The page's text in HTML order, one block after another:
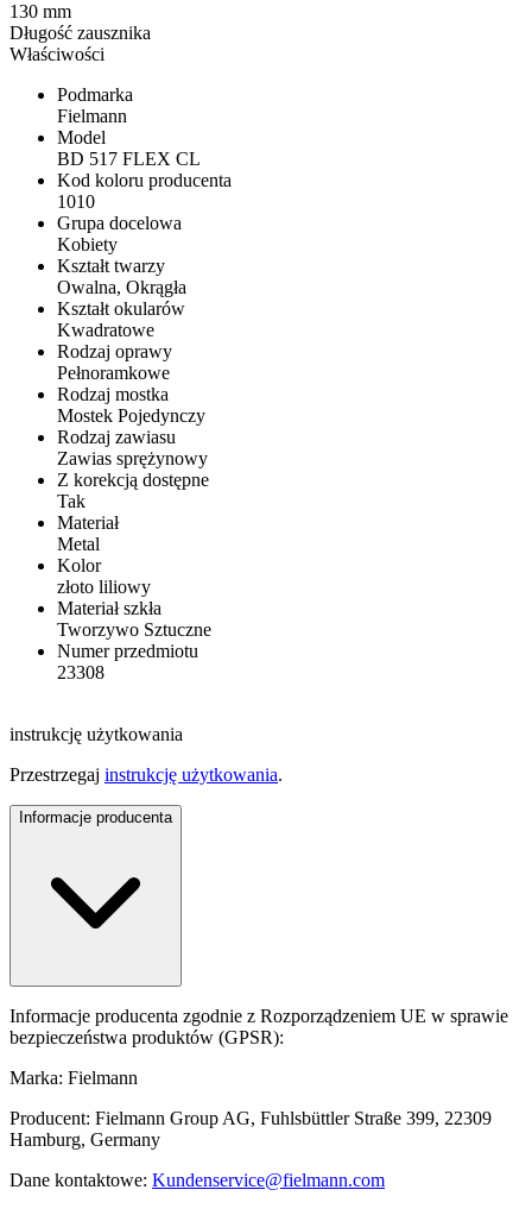
Właściwości
Podmarka
Fielmann
Model
BD 517 FLEX CL
Kod koloru producenta
1010
Grupa docelowa
Kobiety
Kształt twarzy
Owalna, Okrągła
Kształt okularów
Kwadratowe
Rodzaj oprawy
Pełnoramkowe
Rodzaj mostka
Mostek Pojedynczy
Rodzaj zawiasu
Zawias sprężynowy
Z korekcją dostępne
Tak
Materiał
Metal
Kolor
złoto liliowy
Materiał szkła
Tworzywo Sztuczne
Numer przedmiotu
23308
instrukcję użytkowania
Przestrzegaj instrukcję użytkowania.
Informacje producenta
Informacje producenta zgodnie z Rozporządzeniem UE w sprawie
bezpieczeństwa produktów (GPSR):
Marka: Fielmann
Producent: Fielmann Group AG, Fuhlsbüttler Straße 399, 22309
Hamburg, Germany
Dane kontaktowe: Kundenservice@fielmann.com
130 mm
Długość zausznika